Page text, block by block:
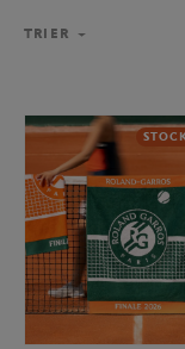
TRIER